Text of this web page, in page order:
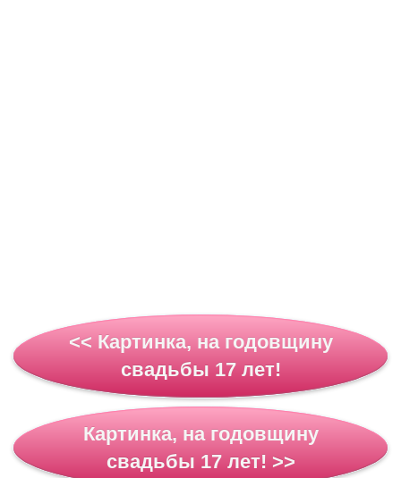
<< Картинка, на годовщину
свадьбы 17 лет!
Картинка, на годовщину
свадьбы 17 лет! >>